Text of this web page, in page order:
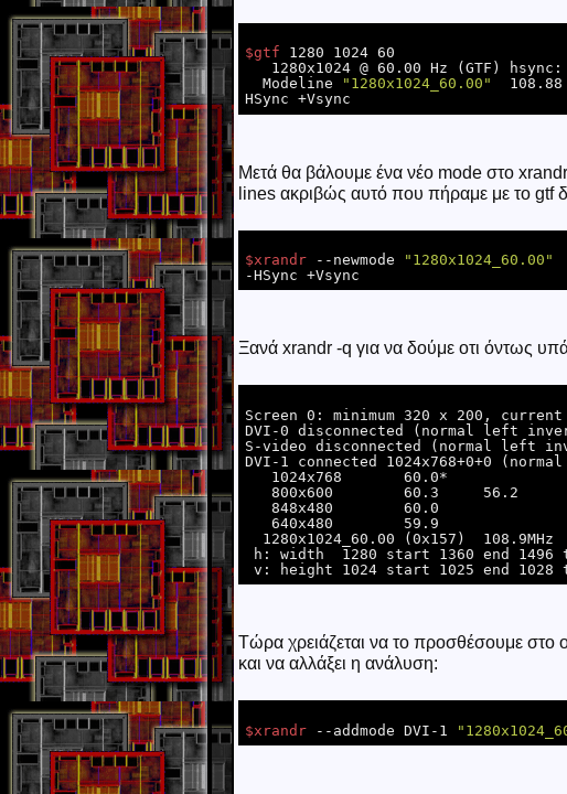
$gtf 1280 1024 60
  Modeline
"1280x1024_60.00"
108.88
Μετά θα βάλουμε ένα νέο mode στο
lines ακριβώς αυτό που πήραμε με το gtf
$xrandr --newmode "1280x1024_60.00"
Ξανά xrandr -q για να δούμε οτι όντως
Screen 0: minimum 320 x 200, current
DVI-0 disconnected (normal left
S-video disconnected (normal left
DVI-1 connected 1024x768+0+0
   800x600        60.3     56.2
   848x480        60.0
   640x480        59.9
Τώρα χρειάζεται να το προσθέσουμε στο
και να αλλάξει η ανάλυση:
$xrandr --addmode DVI-1